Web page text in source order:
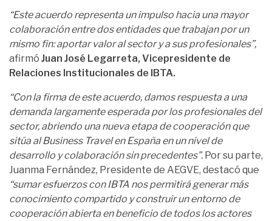
“Este acuerdo representa un impulso hacia una mayor
colaboración entre dos entidades que trabajan por un
mismo fin: aportar valor al sector y a sus profesionales”,
afirmó Juan José Legarreta, Vicepresidente de
Relaciones Institucionales de IBTA.
“Con la firma de este acuerdo, damos respuesta a una
demanda largamente esperada por los profesionales del
sector, abriendo una nueva etapa de cooperación que
sitúa al Business Travel en España en un nivel de
desarrollo y colaboración sin precedentes”. Por su parte,
Juanma Fernández, Presidente de AEGVE, destacó que
“sumar esfuerzos con IBTA nos permitirá generar más
conocimiento compartido y construir un entorno de
cooperación abierta en beneficio de todos los actores